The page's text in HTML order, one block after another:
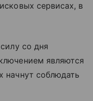
сервисах, в
со дня
являются
начнут соблюдать